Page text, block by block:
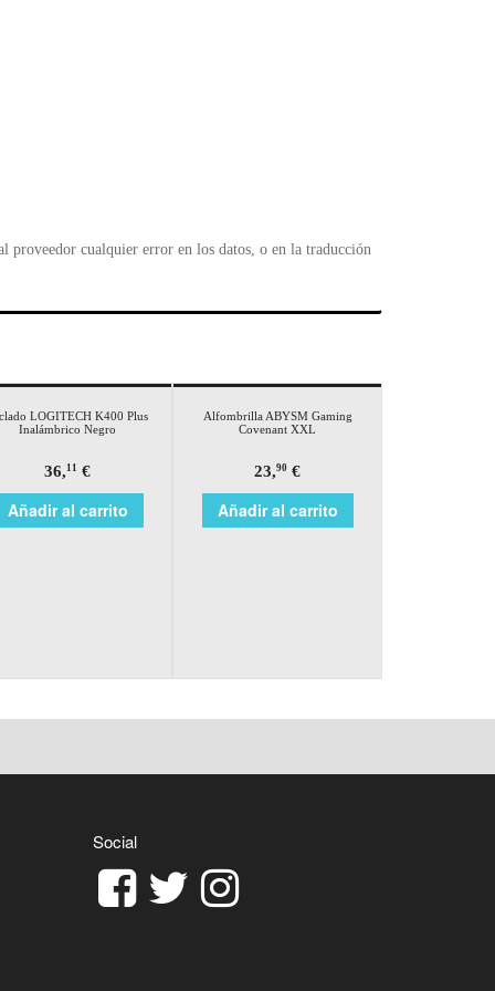
proveedor cualquier error en los datos, o en la traducción
LOGITECH K400 Plus
Inalámbrico Negro
36,11 €
Añadir al carrito
Alfombrilla ABYSM Gaming
Covenant XXL
23,90 €
Añadir al carrito
Social